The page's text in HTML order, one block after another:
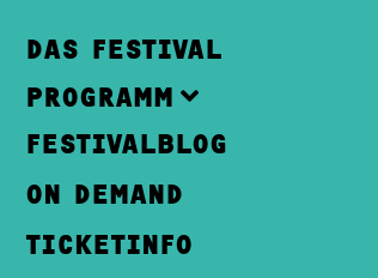
DAS FESTIVAL
PROGRAMM
FESTIVALBLOG
ON DEMAND
TICKETINFO